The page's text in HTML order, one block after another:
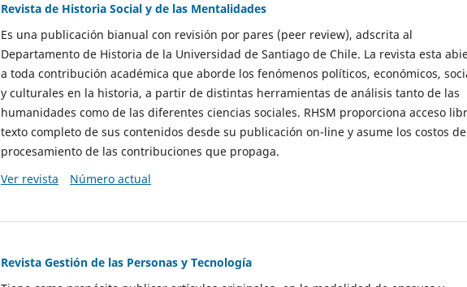
Revista de Historia Social y de las Mentalidades
Es una publicación bianual con revisión por pares (peer review), adscrita al
Departamento de Historia de la Universidad de Santiago de Chile. La revista esta
a toda contribución académica que aborde los fenómenos políticos, económicos,
y culturales en la historia, a partir de distintas herramientas de análisis tanto de las
humanidades como de las diferentes ciencias sociales. RHSM proporciona acceso
texto completo de sus contenidos desde su publicación on-line y asume los costos de
procesamiento de las contribuciones que propaga.
Ver revista
Número actual
Revista Gestión de las Personas y Tecnología